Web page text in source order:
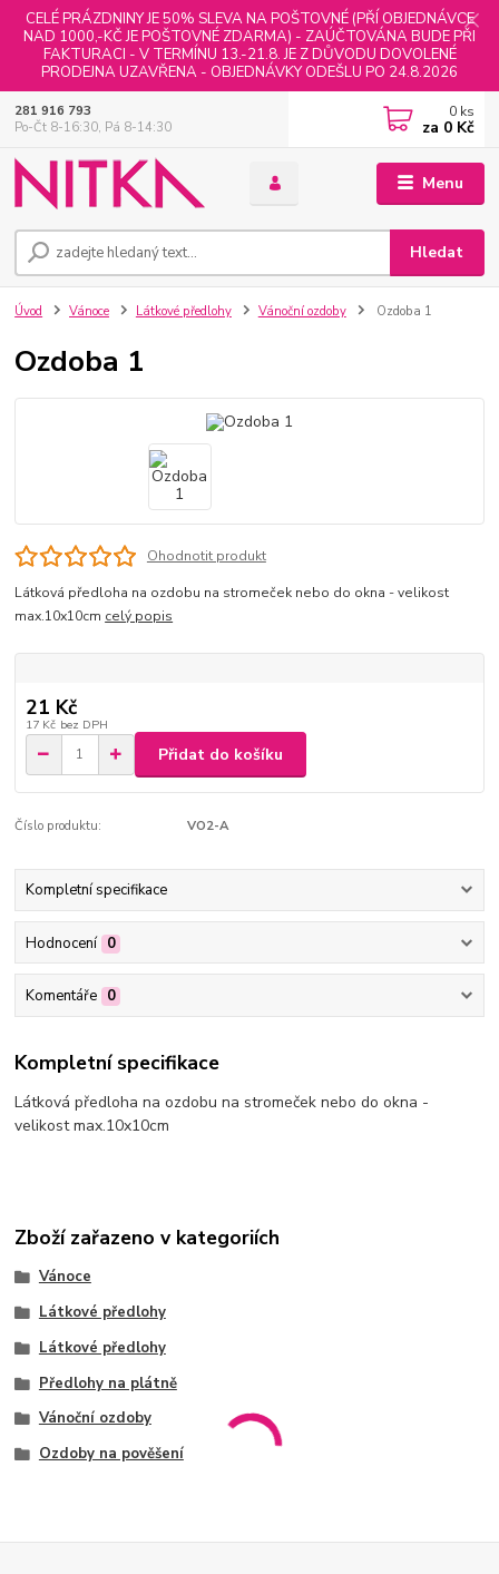
CELÉ PRÁZDNINY JE 50% SLEVA NA POŠTOVNÉ (PŘÍ OBJEDNÁVCE
NAD 1000,-KČ JE POŠTOVNÉ ZDARMA) - ZAÚČTOVÁNA BUDE PŘI
FAKTURACI - V TERMÍNU 13.-21.8. JE Z DŮVODU DOVOLENÉ
PRODEJNA UZAVŘENA - OBJEDNÁVKY ODEŠLU PO 24.8.2026
Menu
Hledat
281 916 793
Po-Čt 8-16:30, Pá 8-14:30
0 ks
za 0 Kč
Úvod Vánoce Látkové předlohy Vánoční ozdoby Ozdoba 1
Ozdoba 1
Ohodnotit produkt
Látková předloha na ozdobu na stromeček nebo do okna - velikost
max.10x10cm celý popis
21 Kč
17 Kč bez DPH
Přidat do košíku
Číslo produktu: VO2-A
Kompletní specifikace
Hodnocení 0
Komentáře 0
Kompletní specifikace
Látková předloha na ozdobu na stromeček nebo do okna -
velikost max.10x10cm
Zboží zařazeno v kategoriích
Vánoce
Látkové předlohy
Látkové předlohy
Předlohy na plátně
Vánoční ozdoby
Ozdoby na pověšení